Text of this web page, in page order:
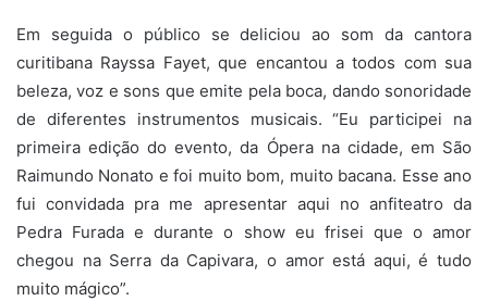
Em seguida o público se deliciou ao som da cantora
curitibana Rayssa Fayet, que encantou a todos com sua
beleza, voz e sons que emite pela boca, dando sonoridade
de diferentes instrumentos musicais. “Eu participei na
primeira edição do evento, da Ópera na cidade, em São
Raimundo Nonato e foi muito bom, muito bacana. Esse ano
fui convidada pra me apresentar aqui no anfiteatro da
Pedra Furada e durante o show eu frisei que o amor
chegou na Serra da Capivara, o amor está aqui, é tudo
muito mágico”.